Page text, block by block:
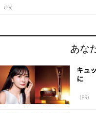
(PR)
あな
キュ
に
（PR）